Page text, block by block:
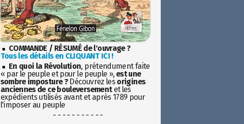
COMMANDE / RÉSUMÉ de l'ouvrage ?
Tous les détails en CLIQUANT ICI !
En quoi la Révolution, prétendument faite
« par le peuple et pour le peuple », est une
sombre imposture ?Découvrez les origines
anciennes de ce bouleversementet les
expédients utilisés avant et après 1789 pour
l'imposer au peuple
- - - - - - - - - - -